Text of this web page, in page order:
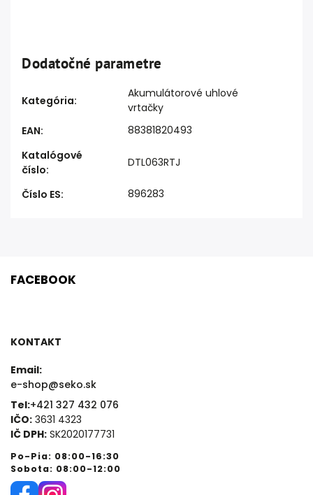
Dodatočné parametre
Kategória:
Akumulátorové uhlové
vrtačky
EAN:
88381820493
Katalógové
číslo:
DTL063RTJ
Číslo ES: 896283
FACEBOOK
KONTAKT
Email:
e-shop@seko.sk
Tel:+421 327 432 076
IČO: 3631 4323
IČ DPH: SK2020177731
Po-Pia: 08:00-16:30
Sobota: 08:00-12:00